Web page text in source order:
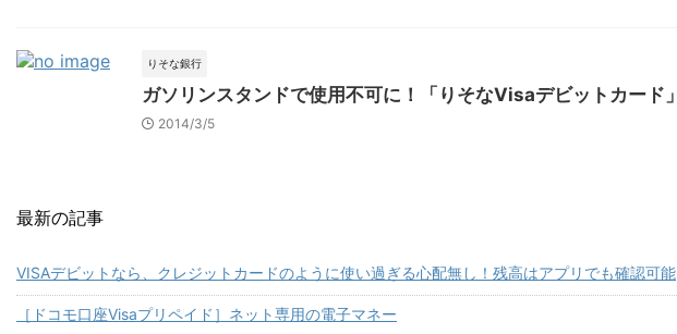
りそな銀行
ガソリンスタンドで使用不可に！「りそなVisaデビットカード」
2014/3/5
最新の記事
VISAデビットなら、クレジットカードのように使い過ぎる心配無し！残高はアプリでも確認可能
［ドコモ口座Visaプリペイド］ネット専用の電子マネー